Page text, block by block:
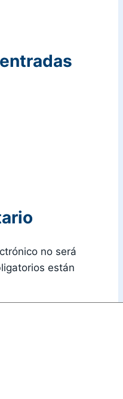
no será
están